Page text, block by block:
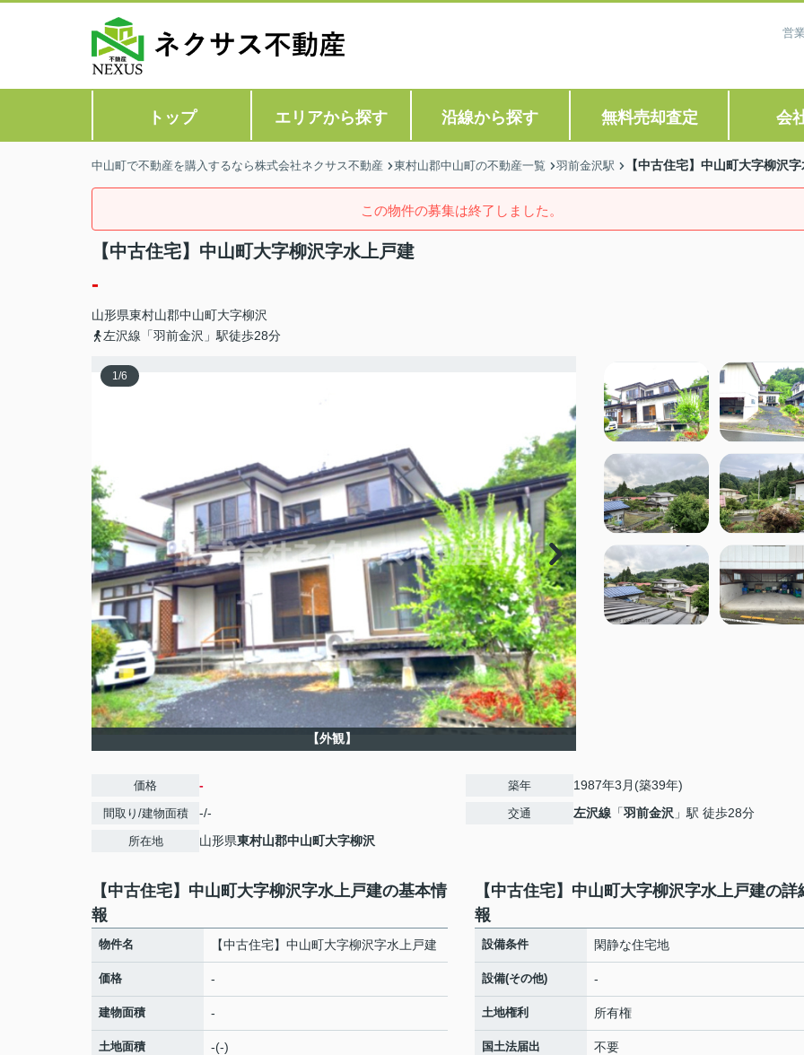
営
トップ エリアから探す 沿線から探す 無料売却査定 会
中山町で不動産を購入するなら株式会社ネクサス不動産 東村山郡中山町の不動産一覧 羽前金沢駅 【中古住宅】中山町大字柳沢
この物件の募集は終了しました。
【中古住宅】中山町大字柳沢字水上戸建
-
山形県東村山郡中山町大字柳沢
左沢線「羽前金沢」駅徒歩28分
1/6
【外観】
価格 -
間取り/建物面積 -/-
所在地 山形県東村山郡中山町大字柳沢
築年 1987年3月(築39年)
交通 左沢線 「羽前金沢 」駅 徒歩28分
【中古住宅】中山町大字柳沢字水上戸建の基本情
報
物件名 【中古住宅】中山町大字柳沢字水上戸建
価格 -
建物面積 -
土地面積 -(-)
【中古住宅】中山町大字柳沢字水上戸建の詳
報
設備条件 閑静な住宅地
設備(その他) -
土地権利 所有権
国土法届出 不要